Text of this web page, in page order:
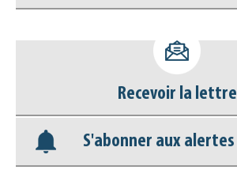
déconnecter)
Base documentaire
Nos veilles Scoop.it
Recevoir la lettre
S'abonner aux alertes